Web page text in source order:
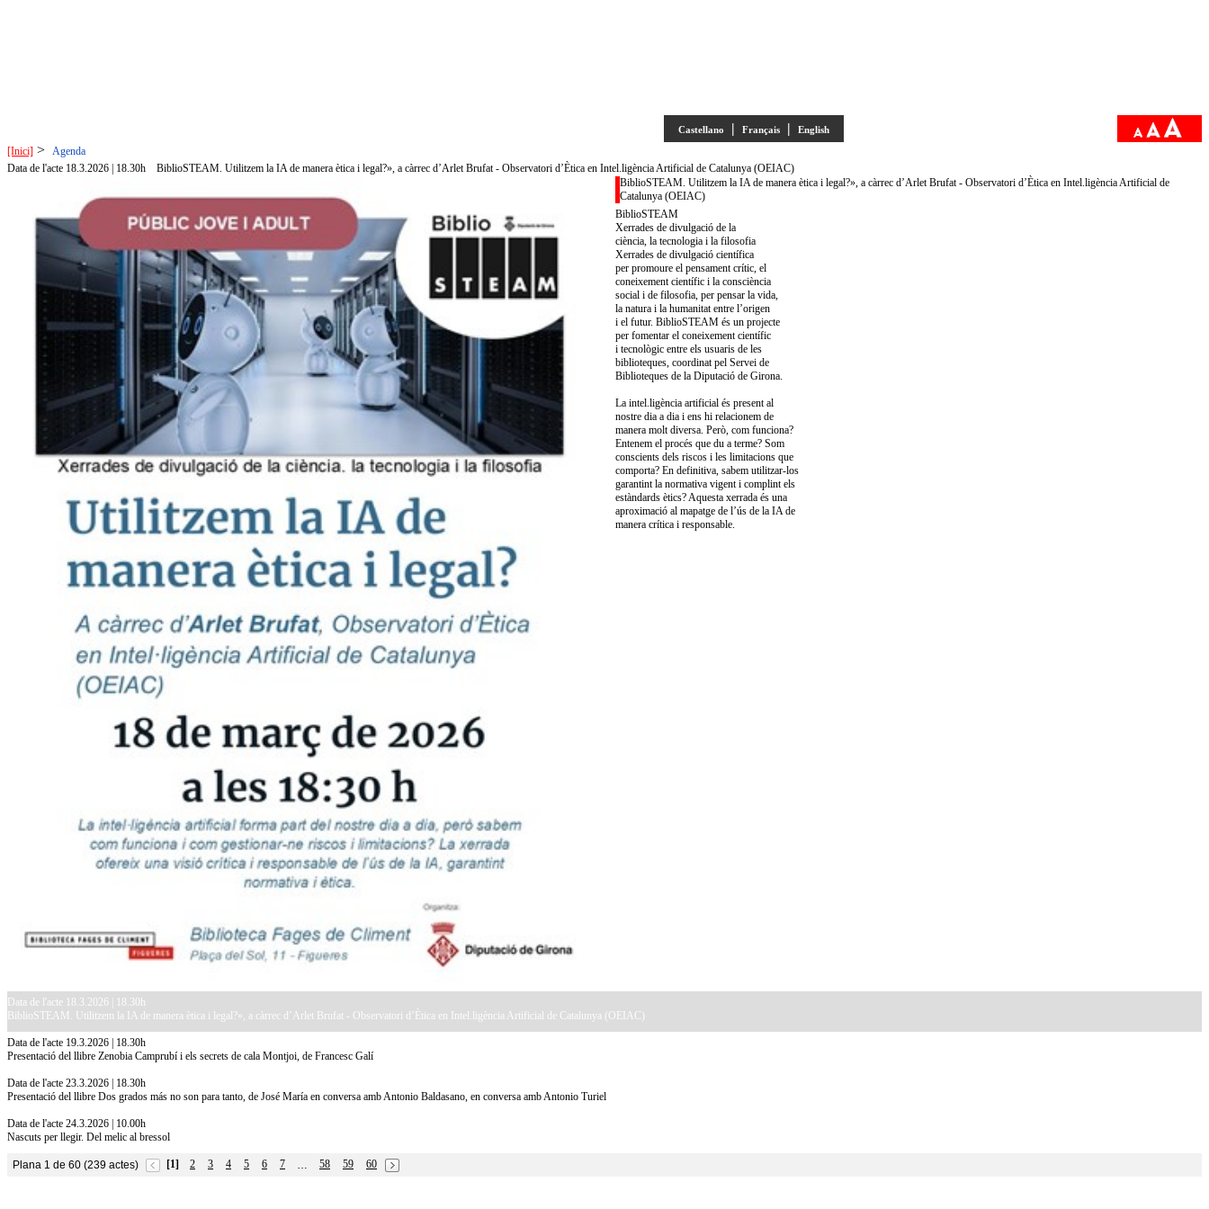
Castellano | Français | English
[Inici] > Agenda
Data de l'acte 18.3.2026 | 18.30h
BiblioSTEAM. Utilitzem la IA de manera ètica i legal?», a càrrec d’Arlet Brufat - Observatori d’Ètica en Intel.ligència Artificial de Catalunya (OEIAC)
BiblioSTEAM. Utilitzem la IA de manera ètica i legal?», a càrrec d’Arlet Brufat - Observatori d’Ètica en Intel.ligència Artificial de
Catalunya (OEIAC)
BiblioSTEAM
Xerrades de divulgació de la
ciència, la tecnologia i la filosofia
Xerrades de divulgació científica
per promoure el pensament crític, el
coneixement científic i la consciència
social i de filosofia, per pensar la vida,
la natura i la humanitat entre l’origen
i el futur. BiblioSTEAM és un projecte
per fomentar el coneixement científic
i tecnològic entre els usuaris de les
biblioteques, coordinat pel Servei de
Biblioteques de la Diputació de Girona.
La intel.ligència artificial és present al
nostre dia a dia i ens hi relacionem de
manera molt diversa. Però, com funciona?
Entenem el procés que du a terme? Som
conscients dels riscos i les limitacions que
comporta? En definitiva, sabem utilitzar-los
garantint la normativa vigent i complint els
estàndards ètics? Aquesta xerrada és una
aproximació al mapatge de l’ús de la IA de
manera crítica i responsable.
Data de l'acte 18.3.2026 | 18.30h
BiblioSTEAM. Utilitzem la IA de manera ètica i legal?», a càrrec d’Arlet Brufat - Observatori d’Ètica en Intel.ligència Artificial de Catalunya (OEIAC)
Data de l'acte 19.3.2026 | 18.30h
Presentació del llibre Zenobia Camprubí i els secrets de cala Montjoi, de Francesc Galí
Data de l'acte 23.3.2026 | 18.30h
Presentació del llibre Dos grados más no son para tanto, de José María en conversa amb Antonio Baldasano, en conversa amb Antonio Turiel
Data de l'acte 24.3.2026 | 10.00h
Nascuts per llegir. Del melic al bressol
Plana 1 de 60 (239 actes) [1] 2 3 4 5 6 7 … 58 59
60